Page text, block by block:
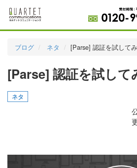
実績・お客様の声
初めて導入をお考えの方
ブログ ネタ [Parse] 認証を試して
[Parse] 認証を試して
ネタ